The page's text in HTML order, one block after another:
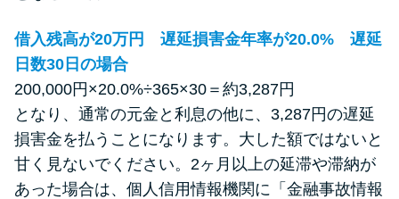
借入残高が20万円 遅延損害金年率が20.0% 遅延
日数30日の場合
200,000円×20.0%÷365×30＝約3,287円
となり、通常の元金と利息の他に、3,287円の遅延
損害金を払うことになります。大した額ではないと
甘く見ないでください。2ヶ月以上の延滞や滞納が
あった場合は、個人信用情報機関に「金融事故情報